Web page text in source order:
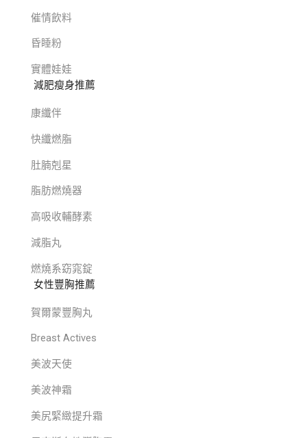
催情飲料
昏睡粉
實體娃娃
減肥瘦身推薦
康纖伴
快纖燃脂
肚腩剋星
脂肪燃燒器
高吸收輔酵素
減脂丸
燃燒系窈窕錠
女性豐胸推薦
賀爾蒙豐胸丸
Breast Actives
美波天使
美波神霜
美尻緊緻提升霜